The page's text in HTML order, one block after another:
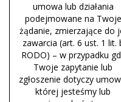
umowa lub działania
podejmowane na Twoje
żądanie, zmierzające do
zawarcia (art. 6 ust. 1 lit.
RODO) – w przypadku
Twoje zapytanie lub
zgłoszenie dotyczy
której jesteśmy lub